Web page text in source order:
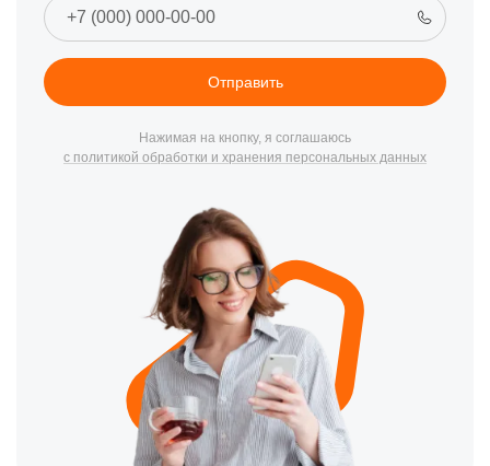
Отправить
Нажимая на кнопку, я соглашаюсь
с политикой обработки и хранения персональных данных